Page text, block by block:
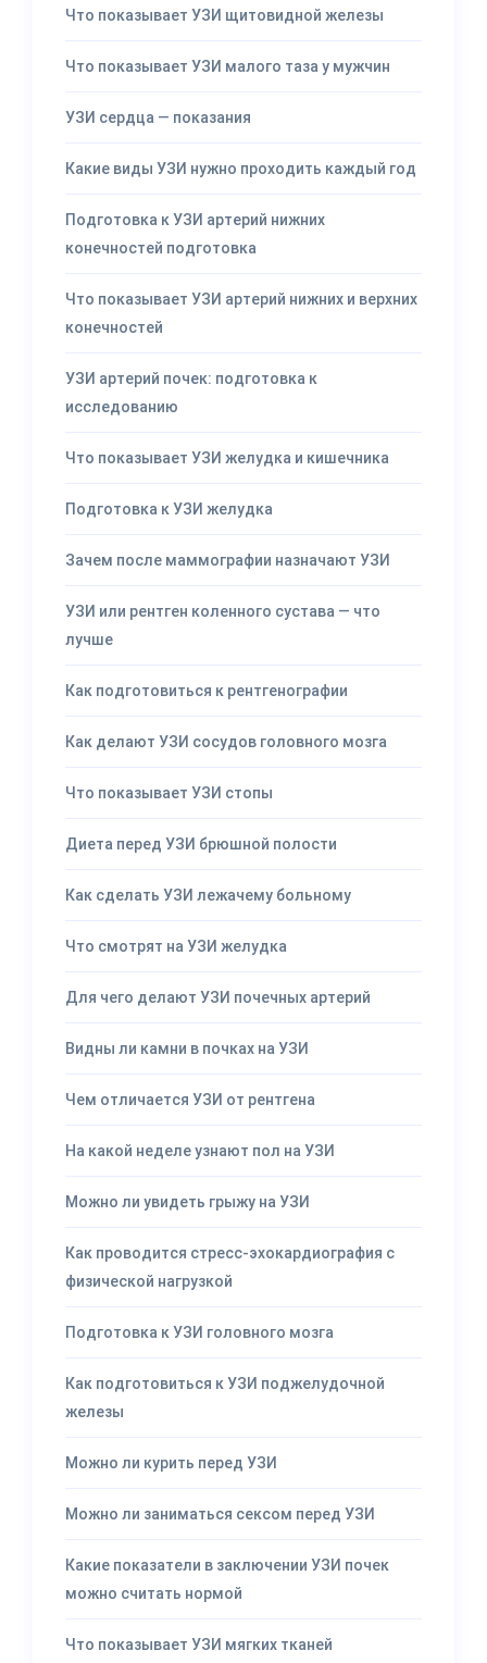
Что показывает УЗИ щитовидной железы
Что показывает УЗИ малого таза у мужчин
УЗИ сердца — показания
Какие виды УЗИ нужно проходить каждый год
Подготовка к УЗИ артерий нижних
конечностей подготовка
Что показывает УЗИ артерий нижних и верхних
конечностей
УЗИ артерий почек: подготовка к
исследованию
Что показывает УЗИ желудка и кишечника
Подготовка к УЗИ желудка
Зачем после маммографии назначают УЗИ
УЗИ или рентген коленного сустава — что
лучше
Как подготовиться к рентгенографии
Как делают УЗИ сосудов головного мозга
Что показывает УЗИ стопы
Диета перед УЗИ брюшной полости
Как сделать УЗИ лежачему больному
Что смотрят на УЗИ желудка
Для чего делают УЗИ почечных артерий
Видны ли камни в почках на УЗИ
Чем отличается УЗИ от рентгена
На какой неделе узнают пол на УЗИ
Можно ли увидеть грыжу на УЗИ
Как проводится стресс-эхокардиография с
физической нагрузкой
Подготовка к УЗИ головного мозга
Как подготовиться к УЗИ поджелудочной
железы
Можно ли курить перед УЗИ
Можно ли заниматься сексом перед УЗИ
Какие показатели в заключении УЗИ почек
можно считать нормой
Что показывает УЗИ мягких тканей